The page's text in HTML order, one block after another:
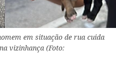
em situação de rua cuida
vizinhança (Foto: